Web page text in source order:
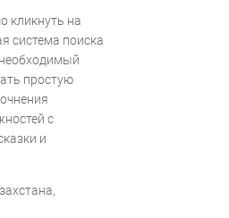
кликнуть на
система поиска
простую
с
и